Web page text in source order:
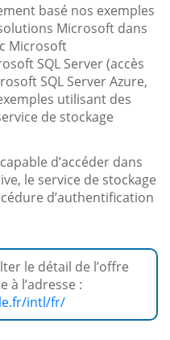
basé nos exemples
Microsoft dans
Microsoft
SQL Server (accès
SQL Server Azure,
utilisant des
de stockage
d’accéder dans
le service de stockage
d’authentification
le détail de l’offre
à l’adresse :
intl/fr/